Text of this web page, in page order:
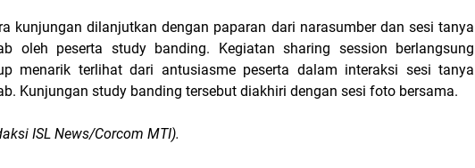
kunjungan dilanjutkan dengan paparan dari narasumber dan sesi tanya
oleh peserta study banding. Kegiatan sharing session berlangsung
menarik terlihat dari antusiasme peserta dalam interaksi sesi tanya
Kunjungan study banding tersebut diakhiri dengan sesi foto bersama.
ISL News/Corcom MTI).